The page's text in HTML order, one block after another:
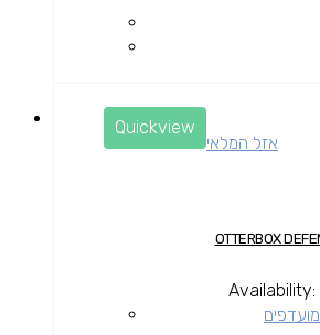
Quickview
אזל המלאי
Availability: